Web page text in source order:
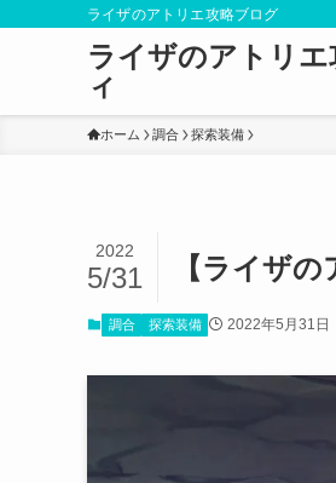
ライザのアトリエ攻略ブログ
ライザのアトリ
ィ
ホーム 調合 探索装備
【ライザ
2022
5/31
調合 探索装備 2022年5月31日